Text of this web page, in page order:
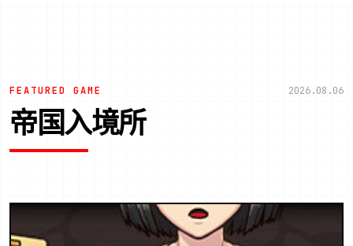
FEATURED GAME 2026.08.06
帝国入境所